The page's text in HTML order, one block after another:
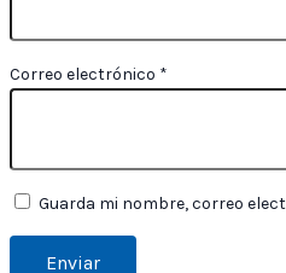
Correo electrónico *
Guarda mi nombre, correo